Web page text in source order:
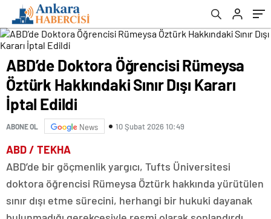
ABD’de Doktora Öğrencisi Rümeysa
Öztürk Hakkındaki Sınır Dışı Kararı
İptal Edildi
ABONE OL News 10 Şubat 2026 10:49
ABD / TEKHA
ABD’de bir göçmenlik yargıcı, Tufts Üniversitesi
doktora öğrencisi Rümeysa Öztürk hakkında yürütülen
sınır dışı etme sürecini, herhangi bir hukuki dayanak